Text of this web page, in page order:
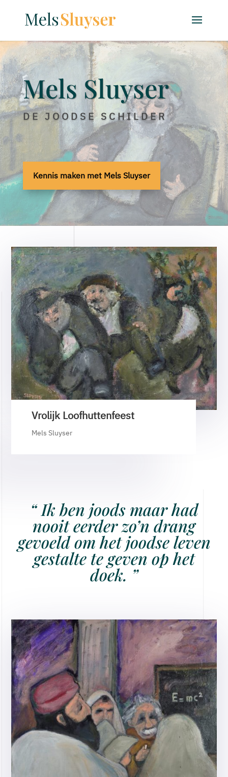
Mels Sluyser
DE JOODSE SCHILDER
Kennis maken met Mels Sluyser
Vrolijk Loofhuttenfeest
Mels Sluyser
“Ik ben joods maar had
nooit eerder zo’n drang
gevoeld om het joodse leven
gestalte te geven op het
doek. ”